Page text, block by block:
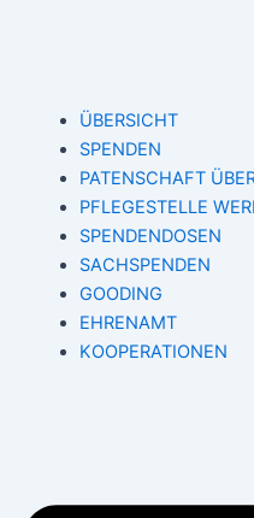
ÜBERSICHT
SPENDEN
PATENSCHAFT
PFLEGESTELLE
SPENDENDOSEN
SACHSPENDEN
GOODING
EHRENAMT
KOOPERATIONEN